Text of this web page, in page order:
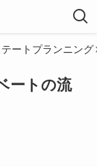
ートプランニング
ートの流